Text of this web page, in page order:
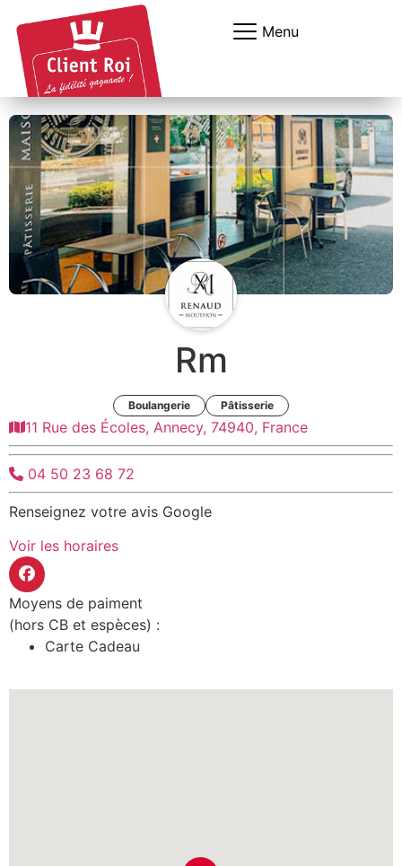
Menu
Rm
Boulangerie Pâtisserie
11 Rue des Écoles, Annecy, 74940, France
04 50 23 68 72
Renseignez votre avis Google
Voir les horaires
Moyens de paiment
(hors CB et espèces) :
Carte Cadeau
Panneau de gestion des cookies